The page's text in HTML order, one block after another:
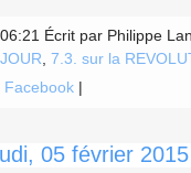
06:21 Écrit par Philippe
JOUR 7.3. sur la
Facebook|
05 février 2015